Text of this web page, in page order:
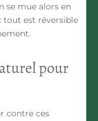
se mue alors en
tout est réversible
pour
contre ces